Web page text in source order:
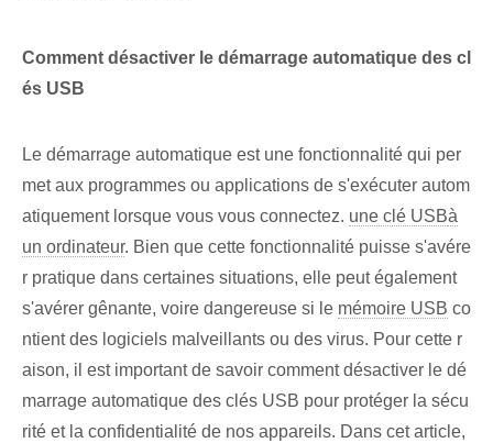
Comment désactiver le démarrage automatique des cl
és USB
Le démarrage automatique est une ⁢fonctionnalité qui per
met⁢ aux programmes ou applications de s'exécuter autom
atiquement lorsque vous vous connectez. une clé USBà
un ordinateur. Bien que cette fonctionnalité puisse s'avére
r pratique dans certaines situations, elle peut également
s'avérer gênante, voire dangereuse si le mémoire USB co
ntient des logiciels malveillants ou des virus. Pour cette r
aison, il est important de savoir comment désactiver le dé
marrage automatique des clés USB pour protéger la sécu
rité et la confidentialité de nos appareils. Dans cet article,